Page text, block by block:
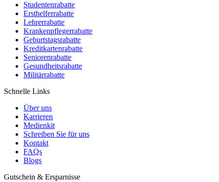
Studentenrabatte
Ersthelferrabatte
Lehrerrabatte
Krankenpflegerrabatte
Geburtstagsrabatte
Kreditkartenrabatte
Seniorenrabatte
Gesundheitsrabatte
Militärrabatte
Schnelle Links
Über uns
Karrieren
Medienkit
Schreiben Sie für uns
Kontakt
FAQs
Blogs
Gutschein & Ersparnisse